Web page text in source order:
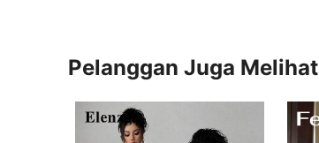
Pelanggan Juga Melihat